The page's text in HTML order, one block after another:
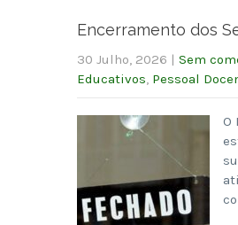
Encerramento dos
30 Julho, 2026 | Sem
Educativos, Pessoal
O